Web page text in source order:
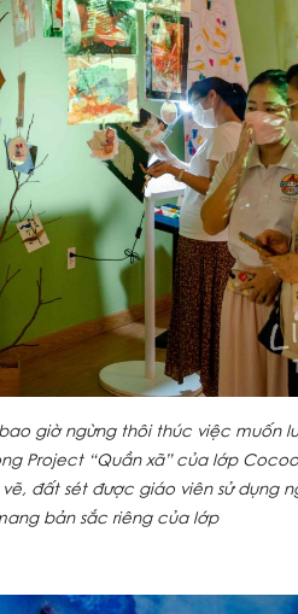
giờ ngừng thôi thúc việc muốn
Project “Quần xã” của lớp
đất sét được giáo viên sử dụng
bản sắc riêng của lớp